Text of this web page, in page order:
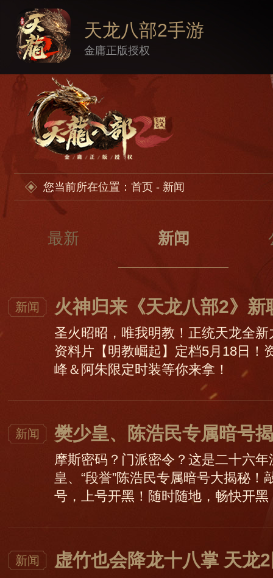
您当前所在位置： 首页 - 新闻
最新 新闻
新闻 火神归来《天龙八部2》
圣火昭昭，唯我明教！正统天龙全
资料片【明教崛起】定档5月18日！
峰＆阿朱限定时装等你来拿！
新闻 樊少皇、陈浩民专属暗号
摩斯密码？门派密令？这是二十六年
皇、“段誉”陈浩民专属暗号大揭秘
号，上号开黑！随时随地，畅快开
新闻 虚竹也会降龙十八掌 天龙
天龙八部2手游
金庸正版授权